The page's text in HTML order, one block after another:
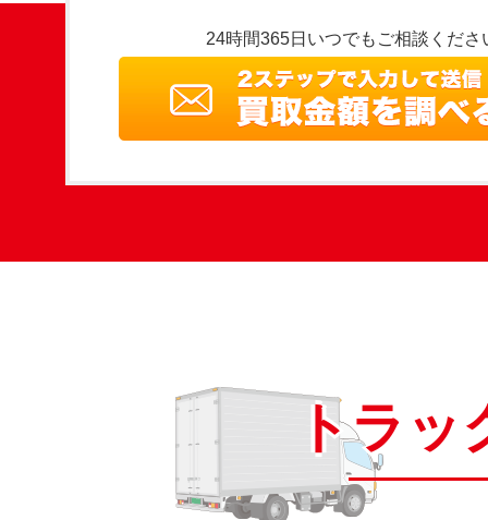
24時間365日いつでもご相談くださ
トラ